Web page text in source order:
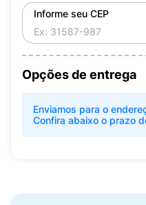
Informe seu CEP
Opções de entrega
Enviamos para o
Confira abaixo o prazo